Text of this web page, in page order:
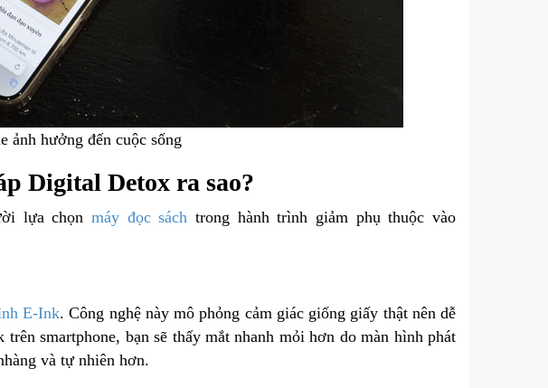
ảnh hưởng đến cuộc sống
Digital Detox ra sao?
lựa chọnmáy đọc sách trong hành trình giảm phụ thuộc vào
E-Ink. Công nghệ này mô phỏng cảm giác giống giấy thật nên dễ
smartphone, bạn sẽ thấy mắt nhanh mỏi hơn do màn hình phát
và tự nhiên hơn.